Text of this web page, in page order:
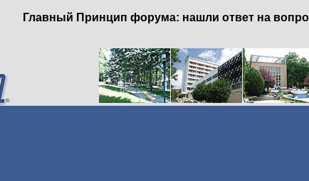
Главный Принцип форума: нашли ответ на